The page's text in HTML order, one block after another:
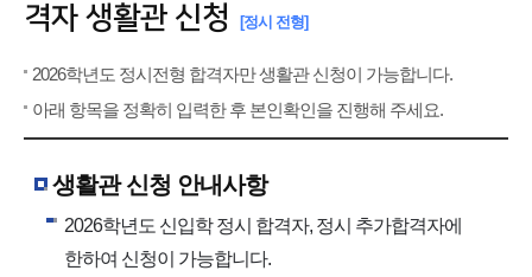
격자 생활관 신청
[정시 전형]
2026학년도 정시전형 합격자만 생활관 신청이 가능합니다.
아래 항목을 정확히 입력한 후 본인확인을 진행해 주세요.
생활관 신청 안내사항
2026학년도 신입학 정시 합격자, 정시 추가합격자에
한하여 신청이 가능합니다.